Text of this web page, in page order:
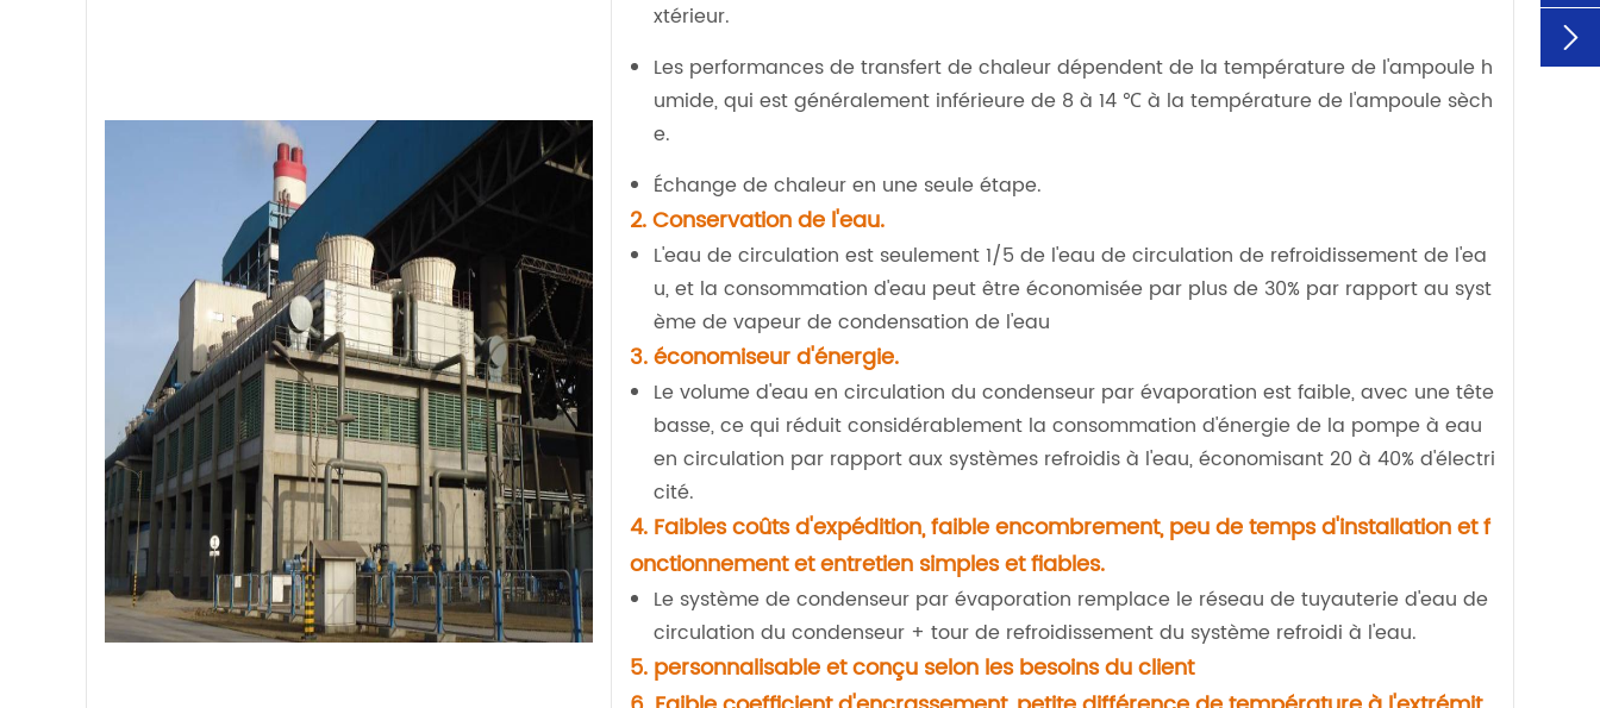
xtérieur.
Les performances de transfert de chaleur dépendent de la température de l'ampoule h
umide, qui est généralement inférieure de 8 à 14 ℃ à la température de l'ampoule sèch
e.
Échange de chaleur en une seule étape.
2. Conservation de l'eau.
L'eau de circulation est seulement 1/5 de l'eau de circulation de refroidissement de l'ea
u, et la consommation d'eau peut être économisée par plus de 30% par rapport au syst
ème de vapeur de condensation de l'eau
3. économiseur d'énergie.
Le volume d'eau en circulation du condenseur par évaporation est faible, avec une tête
basse, ce qui réduit considérablement la consommation d'énergie de la pompe à eau
en circulation par rapport aux systèmes refroidis à l'eau, économisant 20 à 40% d'électri
cité.
4. Faibles coûts d'expédition, faible encombrement, peu de temps d'installation et f
onctionnement et entretien simples et fiables.
Le système de condenseur par évaporation remplace le réseau de tuyauterie d'eau de
circulation du condenseur + tour de refroidissement du système refroidi à l'eau.
5. personnalisable et conçu selon les besoins du client
